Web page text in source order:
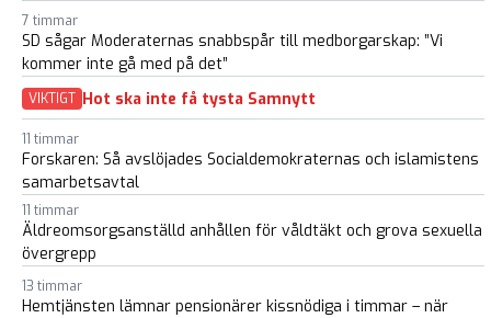
7 timmar
SD sågar Moderaternas snabbspår till medborgarskap: ”Vi
kommer inte gå med på det”
VIKTIGT Hot ska inte få tysta Samnytt
11 timmar
Forskaren: Så avslöjades Socialdemokraternas och islamistens
samarbetsavtal
11 timmar
Äldreomsorgsanställd anhållen för våldtäkt och grova sexuella
övergrepp
13 timmar
Hemtjänsten lämnar pensionärer kissnödiga i timmar – när